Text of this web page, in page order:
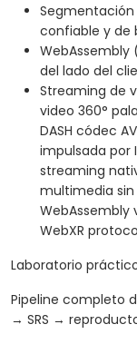
confiable y de
del lado del
Streaming de
video 360°
DASH códec
impulsada por
streaming
multimedia
WebAssembly
WebXR
Laboratorio
Pipeline completo
→ SRS →